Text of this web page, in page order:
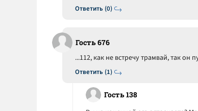
Ответить (0)
Гость 676
Ответить (1)
...112, как не встречу трамвай, так он
Гость 138